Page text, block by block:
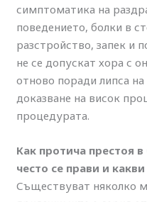
симптоматика на
поведението, болки в
разстройство, запек и
не се допускат хора с
отново поради липса
доказване на висок
процедурата.
Как протича престоя
често се прави и
Съществуват няколко